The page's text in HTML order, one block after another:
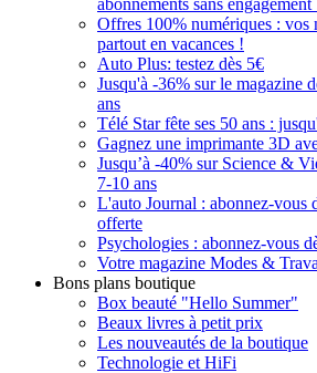
abonnements sans engagement
Offres 100% numériques : vos
partout en vacances !
Auto Plus: testez dès 5€
Jusqu'à -36% sur le magazine
ans
Télé Star fête ses 50 ans :
Gagnez une imprimante 3D
Jusqu’à -40% sur Science &
7-10 ans
L'auto Journal : abonnez-vous
offerte
Psychologies : abonnez-vous
Votre magazine Modes &
Bons plans boutique
Box beauté "Hello Summer"
Beaux livres à petit prix
Les nouveautés de la boutique
Technologie et HiFi